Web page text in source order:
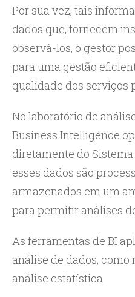
Por sua vez, tais
dados que, fornecem
observá-los, o gestor
para uma gestão
qualidade dos serviços
No laboratório de
Business Intelligence
diretamente do
esses dados são
armazenados em um
para permitir análises
As ferramentas de BI
análise de dados,
análise estatística.